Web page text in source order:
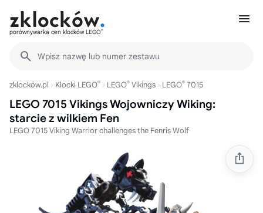
porównywarka cen klocków LEGO®
Wpisz nazwę lub numer zestawu
zklocków.pl Klocki LEGO® LEGO® Vikings LEGO® 7015
LEGO 7015 Vikings Wojowniczy Wiking:
starcie z wilkiem Fen
LEGO 7015 Viking Warrior challenges the Fenris Wolf